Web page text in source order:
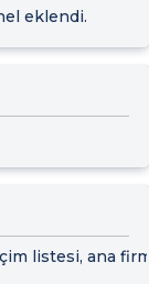
eklendi.
listesi, ana